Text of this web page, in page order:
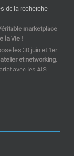
marketplace
la Vie !
les 30 juin et 1er
et networking.
avec les AIS.